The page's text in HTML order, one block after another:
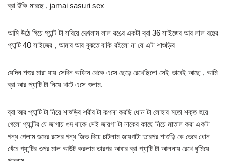
ব্রা উঁকি মারছে , jamai sasuri sex
আমি উঠে গিয়ে প্যান্ট টা সরিয়ে দেখলাম লাল রঙের একটা ব্রা 36 সাইজের আর লাল রঙের
প্যান্টি 40 সাইজের , আমার আর বুঝতে বাকি রইলো না যে এটা শাশুড়ির
যেদিন শশুর মারা যায় সেদিন অফিস থেকে এসে ছেড়ে রেখেছিলো সেই ভাবেই আছে , আমি
ব্রা আর প্যান্টি টা নিয়ে খাটে এসে শুলাম.
ব্রা আর প্যান্টি টা নিয়ে শাশুড়ির শরীর টা কল্পনা করছি ধোন টা লোহার মতো শক্ত হয়ে
গেলো প্যান্টির যে জাগায় গুদ থাকে সেই জায়গা টা নাকের কাছে নিয়ে মাতাল করা একটা
গন্ধ পেলাম গুদের রসের গন্ধ জিভ দিয়ে চাটলাম জায়গাটা তারপর শাশুড়ি কে ভেবে ধোন
খেঁচে প্যান্টির ওপর মাল আউট করলাম তারপর আবার ব্রা প্যান্টি টা আলনায় রেখে ঘুমিয়ে